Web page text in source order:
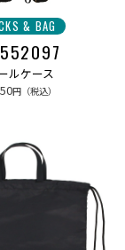
& BAG
ルケース
円（税込）